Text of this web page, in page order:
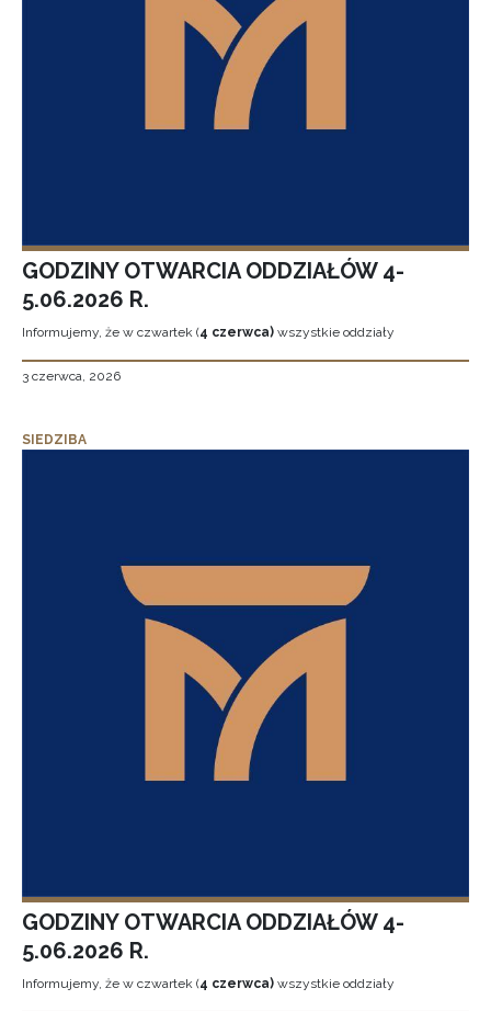
GODZINY OTWARCIA ODDZIAŁÓW 4-
5.06.2026 R.
Informujemy, że w czwartek (4 czerwca) wszystkie oddziały
3 czerwca, 2026
SIEDZIBA
GODZINY OTWARCIA ODDZIAŁÓW 4-
5.06.2026 R.
Informujemy, że w czwartek (4 czerwca) wszystkie oddziały